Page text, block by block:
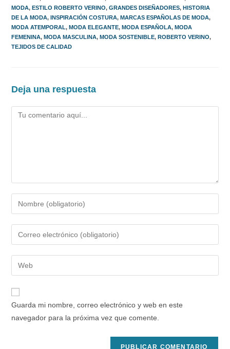
MODA, ESTILO ROBERTO VERINO, GRANDES DISEÑADORES, HISTORIA
DE LA MODA, INSPIRACIÓN COSTURA, MARCAS ESPAÑOLAS DE MODA,
MODA ATEMPORAL, MODA ELEGANTE, MODA ESPAÑOLA, MODA
FEMENINA, MODA MASCULINA, MODA SOSTENIBLE, ROBERTO VERINO,
TEJIDOS DE CALIDAD
Deja una respuesta
Comentario
Introduce
tu
nombre
de
usuario
para
comentar
Introduce
tu
dirección
de
electrónico
para
comentar
Introduce
la
URL
Guarda mi nombre, correo electrónico y web en este
navegador para la próxima vez que comente.